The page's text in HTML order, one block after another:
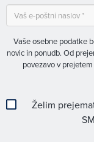
Vaše osebne podatke
novic in ponudb. Od
povezavo v
Želim